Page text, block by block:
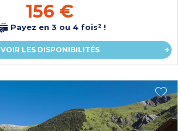
156 €
Payez en 3 ou 4 fois² !
VOIR LES DISPONIBILITÉS